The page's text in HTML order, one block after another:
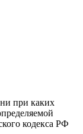
при каких
кодекса РФ